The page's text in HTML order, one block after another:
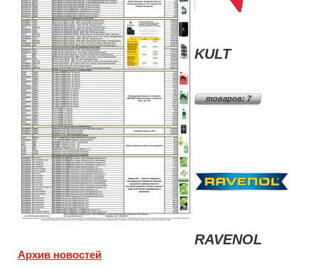
Архив новостей
KULT
товаров: 7
RAVENOL